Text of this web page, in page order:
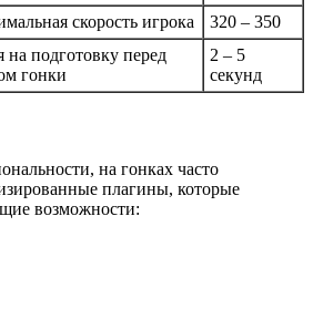
скорость игрока 320 – 350
на подготовку перед
гонки
2 – 5
секунд
на гонках часто
плагины, которые
возможности: